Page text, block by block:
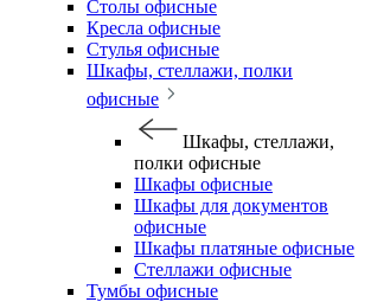
Столы офисные
Кресла офисные
Стулья офисные
Шкафы, стеллажи, полки
офисные
Шкафы, стеллажи,
полки офисные
Шкафы офисные
Шкафы для документов
офисные
Шкафы платяные офисные
Стеллажи офисные
Тумбы офисные